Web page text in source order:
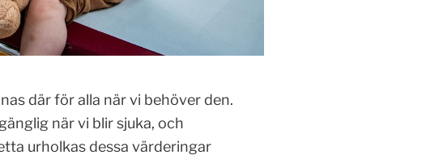
där för alla när vi behöver den.
när vi blir sjuka, och
urholkas dessa värderingar